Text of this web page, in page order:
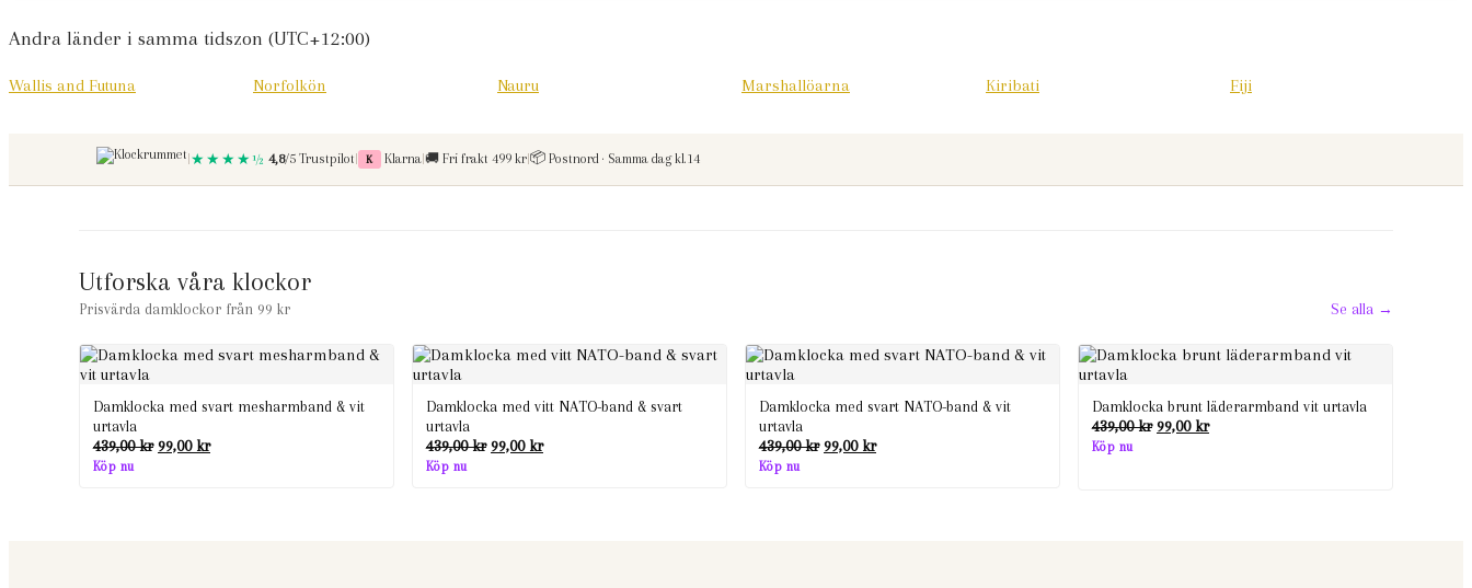
Andra länder i samma tidszon (UTC+12:00)
Wallis and Futuna Norfolkön Nauru Marshallöarna Kiribati Fiji
★★★★½ 4,8/5 Trustpilot K Betala med
Klarna| 🚚 Fri frakt vid kop over
Fri frakt 499 kr| 📦 Postnord · Samma dag kl.14
Utforska våra klockor
Prisvärda damklockor från 99 kr Se alla →
Damklocka med svart mesharmband & vit
urtavla
439,00kr Det
99,00 krDet
Köp nu
Damklocka med vitt NATO-band & svart
urtavla
439,00kr Det
99,00 krDet
Köp nu
Damklocka med svart NATO-band & vit
urtavla
439,00kr Det
99,00 krDet
Köp nu
Damklocka brunt läderarmband vit urtavla
439,00kr Det
99,00 krDet
Köp nu